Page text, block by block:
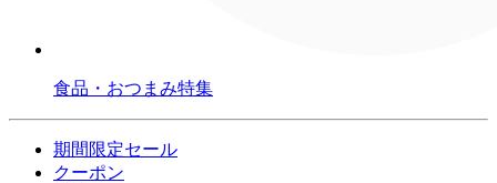
食品・おつまみ特集
期間限定セール
クーポン